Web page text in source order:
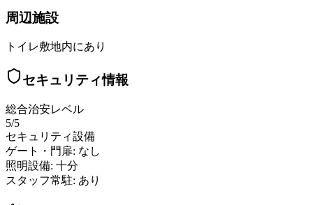
周辺施設
トイレ敷地内にあり
セキュリティ情報
総合治安レベル
5/5
セキュリティ設備
ゲート・門扉: なし
照明設備: 十分
スタッフ常駐: あり